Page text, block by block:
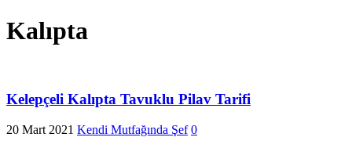
Kalıpta
Kelepçeli Kalıpta Tavuklu Pilav Tarifi
20 Mart 2021 Kendi Mutfağında Şef 0